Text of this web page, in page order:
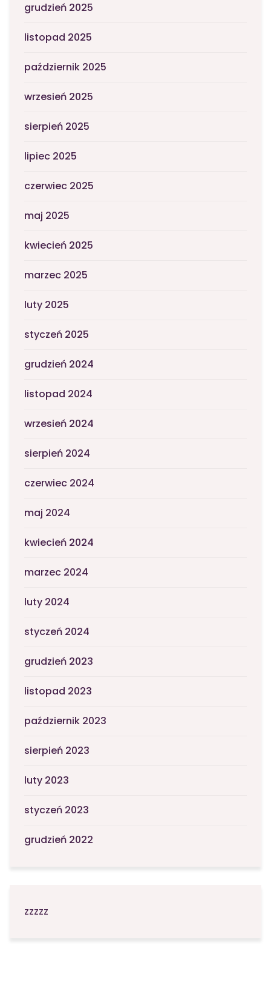
grudzień 2025
listopad 2025
październik 2025
wrzesień 2025
sierpień 2025
lipiec 2025
czerwiec 2025
maj 2025
kwiecień 2025
marzec 2025
luty 2025
styczeń 2025
grudzień 2024
listopad 2024
wrzesień 2024
sierpień 2024
czerwiec 2024
maj 2024
kwiecień 2024
marzec 2024
luty 2024
styczeń 2024
grudzień 2023
listopad 2023
październik 2023
sierpień 2023
luty 2023
styczeń 2023
grudzień 2022
zzzzz